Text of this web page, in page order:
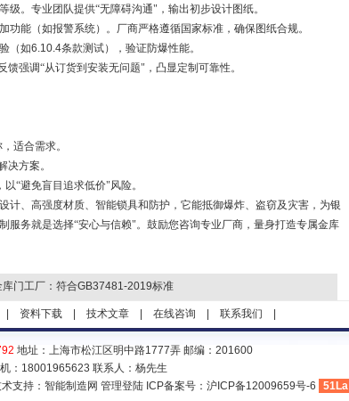
。专业团队提供“无障碍沟通"，输出初步设计图纸。
能（如报警系统）。厂商严格遵循国家标准，确保图纸合规。
（如6.10.4条款测试），验证防爆性能。
强调“从订货到安装无问题"，凸显定制可靠性。
适合需求。
决方案。
“避免盲目追求低价"风险。
、高强度材质、智能锁具和防护，它能抵御爆炸、盗窃及灾害，为银
务就是选择“安心与信赖"。鼓励您咨询专业厂商，量身打造专属金库
库门工厂：符合GB37481-2019标准
资料下载| 技术文章| 在线咨询 联系我们
地址：上海市松江区明中路1777弄 邮编：201600
：18001965623 联系人：杨先生
支持： 智能制造网 管理登陆 ICP备案号： 沪ICP备12009659号-6 51La